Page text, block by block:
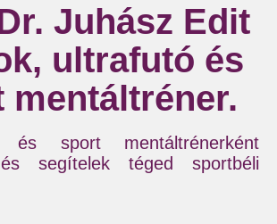
Juhász Edit
ultrafutó és
mentáltréner.
és sport mentáltrénerként
segítelek téged sportbéli